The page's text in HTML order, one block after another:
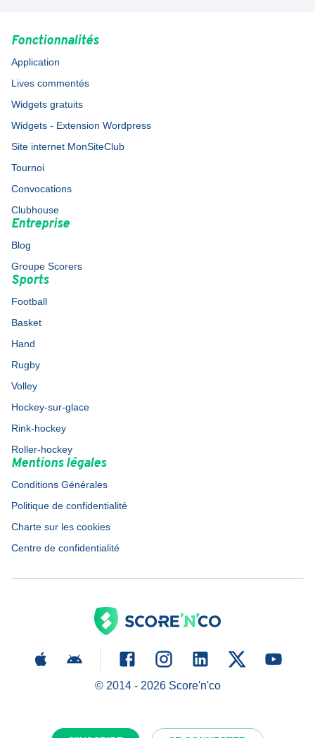
Fonctionnalités
Application
Lives commentés
Widgets gratuits
Widgets - Extension Wordpress
Site internet MonSiteClub
Tournoi
Convocations
Clubhouse
Entreprise
Blog
Groupe Scorers
Sports
Football
Basket
Hand
Rugby
Volley
Hockey-sur-glace
Rink-hockey
Roller-hockey
Mentions légales
Conditions Générales
Politique de confidentialité
Charte sur les cookies
Centre de confidentialité
© 2014 - 2026Score'n'co